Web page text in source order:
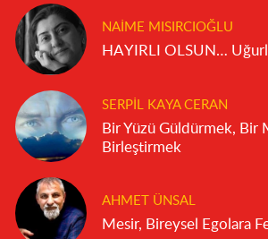
NAIME MISIRCIOĞLU
HAYIRLI
SERPIL KAYA CERAN
Bir Yüzü Güldürmek, Bir
Birleştirmek
AHMET ÜNSAL
Mesir, Bireysel Egolara